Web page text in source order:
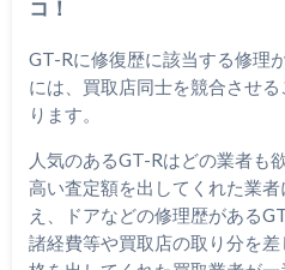
コ！
GT-Rに修復歴に該当する修理
には、買取店同士を競合させ
ります。
人気のあるGT-Rはどの業者も
高い査定額を出してくれた業
え、ドアなどの修理歴がある
諸経費等や買取店の取り分を